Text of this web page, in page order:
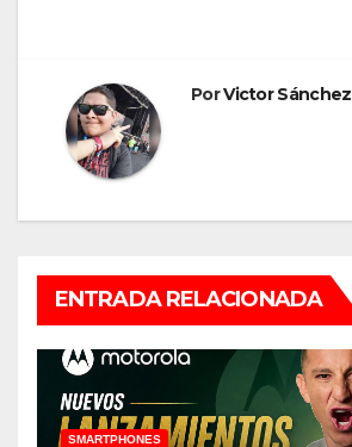
PorVictor Sánchez
ENTRADA RELACIONADA
SMARTPHONES